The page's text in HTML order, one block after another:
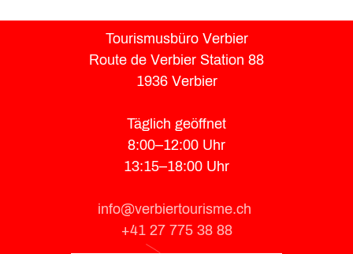
Tourismusbüro Verbier
Route de Verbier Station 88
1936 Verbier
Täglich geöffnet
8:00–12:00 Uhr
13:15–18:00 Uhr
info@verbiertourisme.ch
+41 27 775 38 88